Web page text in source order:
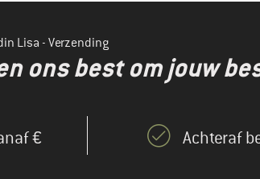
Lisa - Verzending
ons best om jouw
€
Achteraf